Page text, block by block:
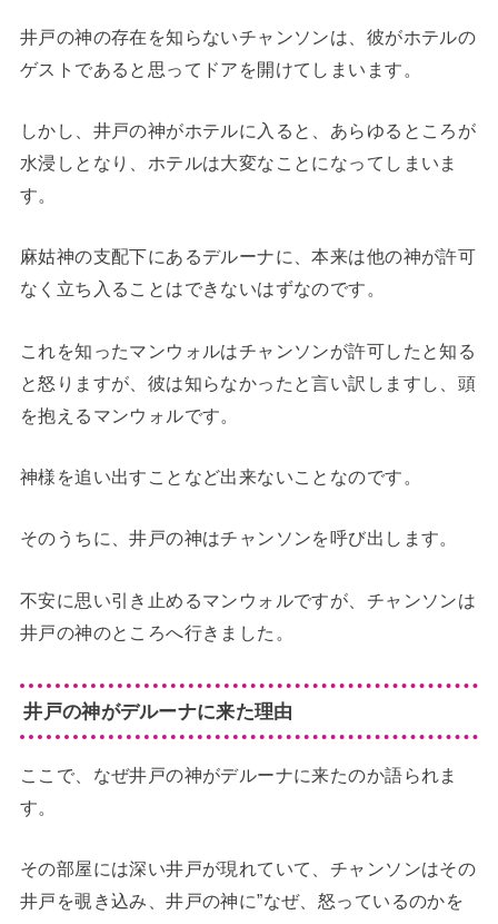
井戸の神の存在を知らないチャンソンは、彼がホテルの
ゲストであると思ってドアを開けてしまいます。
しかし、井戸の神がホテルに入ると、あらゆるところが
水浸しとなり、ホテルは大変なことになってしまいま
す。
麻姑神の支配下にあるデルーナに、本来は他の神が許可
なく立ち入ることはできないはずなのです。
これを知ったマンウォルはチャンソンが許可したと知る
と怒りますが、彼は知らなかったと言い訳しますし、頭
を抱えるマンウォルです。
神様を追い出すことなど出来ないことなのです。
そのうちに、井戸の神はチャンソンを呼び出します。
不安に思い引き止めるマンウォルですが、チャンソンは
井戸の神のところへ行きました。
井戸の神がデルーナに来た理由
ここで、なぜ井戸の神がデルーナに来たのか語られま
す。
その部屋には深い井戸が現れていて、チャンソンはその
井戸を覗き込み、井戸の神に”なぜ、怒っているのかを